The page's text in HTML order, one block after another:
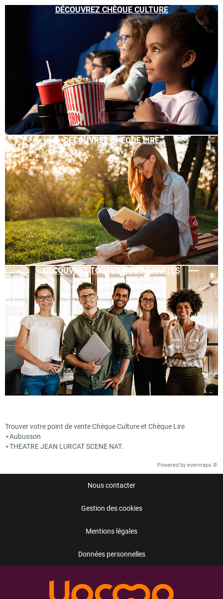
DÉCOUVREZ CHÈQUE CULTURE
DÉCOUVREZ CHÈQUE LIRE
DÉCOUVREZ TOUTES NOS ACTIVITÉS
Trouver votre point de vente Chèque Culture et Chèque Lire
>Aubusson
>THEATRE JEAN LURCAT SCENE NAT.
Powered by evermaps ©
Nous contacter
Gestion des cookies
Mentions légales
Données personnelles